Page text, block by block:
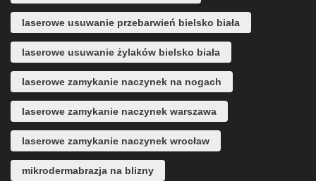
laserowe usuwanie przebarwień bielsko biała
laserowe usuwanie żylaków bielsko biała
laserowe zamykanie naczynek na nogach
laserowe zamykanie naczynek warszawa
laserowe zamykanie naczynek wrocław
mikrodermabrazja na blizny